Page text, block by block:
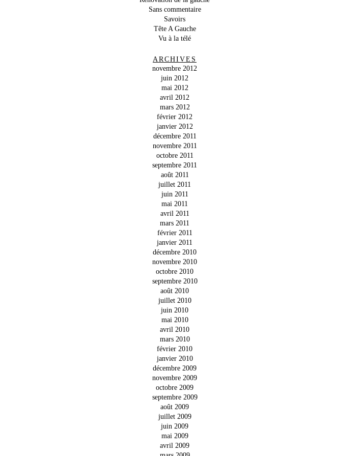
Sans commentaire
Savoirs
Tête A Gauche
Vu à la télé
ARCHIVES
novembre 2012
juin 2012
mai 2012
avril 2012
mars 2012
février 2012
janvier 2012
décembre 2011
novembre 2011
octobre 2011
septembre 2011
août 2011
juillet 2011
juin 2011
mai 2011
avril 2011
mars 2011
février 2011
janvier 2011
décembre 2010
novembre 2010
octobre 2010
septembre 2010
août 2010
juillet 2010
juin 2010
mai 2010
avril 2010
mars 2010
février 2010
janvier 2010
décembre 2009
novembre 2009
octobre 2009
septembre 2009
août 2009
juillet 2009
juin 2009
mai 2009
avril 2009